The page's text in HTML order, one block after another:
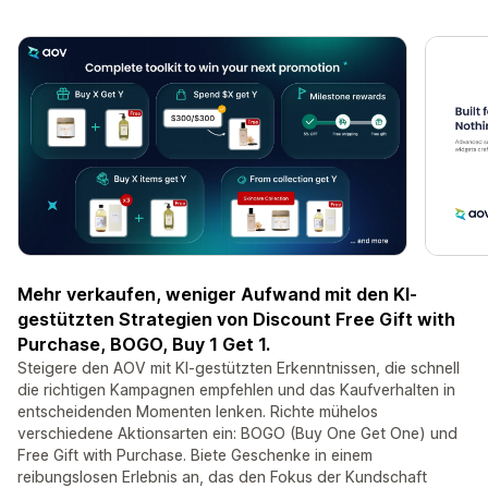
Mehr verkaufen, weniger Aufwand mit den KI-
gestützten Strategien von Discount Free Gift with
Purchase, BOGO, Buy 1 Get 1.
Steigere den AOV mit KI-gestützten Erkenntnissen, die schnell
die richtigen Kampagnen empfehlen und das Kaufverhalten in
entscheidenden Momenten lenken. Richte mühelos
verschiedene Aktionsarten ein: BOGO (Buy One Get One) und
Free Gift with Purchase. Biete Geschenke in einem
reibungslosen Erlebnis an, das den Fokus der Kundschaft